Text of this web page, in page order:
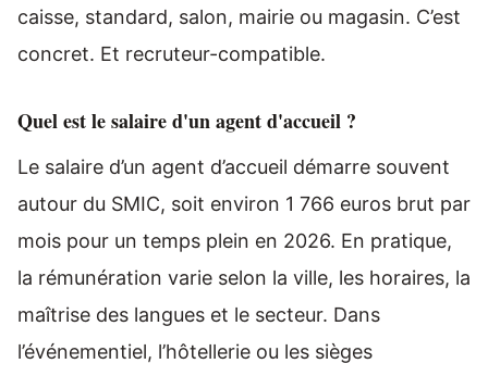
caisse, standard, salon, mairie ou magasin. C’est
concret. Et recruteur-compatible.
Quel est le salaire d'un agent d'accueil ?
Le salaire d’un agent d’accueil démarre souvent
autour du SMIC, soit environ 1 766 euros brut par
mois pour un temps plein en 2026. En pratique,
la rémunération varie selon la ville, les horaires, la
maîtrise des langues et le secteur. Dans
l’événementiel, l’hôtellerie ou les sièges